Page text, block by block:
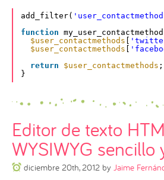
add_filter(
function
$user_contactmethods
$user_contactmethods
return
$user_contactmethods ;
}
Editor de texto
WYSIWYG sencillo
diciembre 20th, 2012 by Jaime